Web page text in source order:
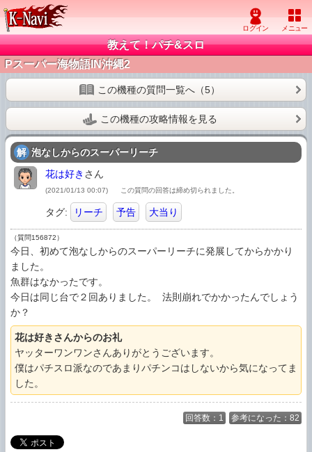
教えて！パチ&スロ
Pスーパー海物語IN沖縄2
この機種の質問一覧へ（5）
この機種の攻略情報を見る
解 泡なしからのスーパーリーチ
花は好き さん
(2021/01/13 00:07) この質問の回答は締め切られました。
タグ: リーチ 予告 大当り
（質問156872）
今日、初めて泡なしからのスーパーリーチに発展してからかかり
ました。
魚群はなかったです。
今日は同じ台で２回ありました。 法則崩れでかかったんでしょう
か？
花は好きさんからのお礼
ヤッターワンワンさんありがとうございます。
僕はパチスロ派なのであまりパチンコはしないから気になってま
した。
回答数：1 参考になった：82